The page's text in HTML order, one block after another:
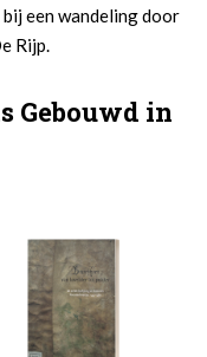
een wandeling door
Rijp.
Gebouwd in